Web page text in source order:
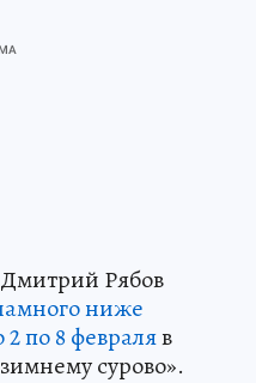
Рябов
ниже
по 8 февраляв
сурово».